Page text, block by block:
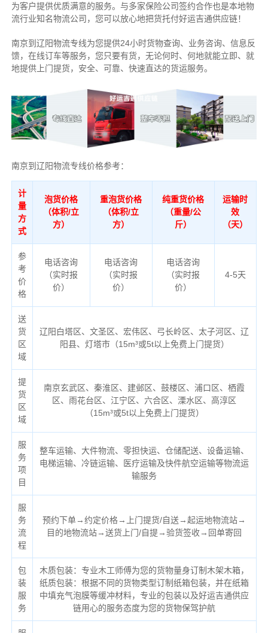
为客户提供优质满意的服务。 与多家保险公司签约合作也是本地物
流行业知名物流公司，您可以放心地把货托付好运吉通供应链！
南京到辽阳物流专线为您提供24小时货物查询、业务咨询、信息反
馈，在线订车等服务，您只要有货，无论何时、何地就能立即、就
地提供上门提货，安全、可靠、快速直达的货运服务。
南京到辽阳物流专线价格参考：
计
量
方
式
泡货价格
（体积/立
方）
重泡货价格
（体积/立
方）
纯重货价格
（重量/公
斤）
运输时
效
（天）
参
考
价
格
电话咨询
（实时报
价）
电话咨询
（实时报
价）
电话咨询
（实时报
价）
4-5天
送
货
区
域
辽阳白塔区、文圣区、宏伟区、弓长岭区、太子河区、辽
阳县、灯塔市（15m³或5t以上免费上门提货）
提
货
区
域
南京玄武区、秦淮区、建邺区、鼓楼区、浦口区、栖霞
区、雨花台区、江宁区、六合区、溧水区、高淳区
（15m³或5t以上免费上门提货）
服
务
项
目
整车运输、大件物流、零担快运、仓储配送、设备运输、
电梯运输、冷链运输、医疗运输及快件航空运输等物流运
输服务
服
务
流
程
预约下单→约定价格→上门提货/自送→起运地物流站→
目的地物流站→送货上门/自提→验货签收→回单寄回
包
装
服
务
木质包装：专业木工师傅为您的货物量身订制木架木箱，
纸质包装：根据不同的货物类型订制纸箱包装，并在纸箱
中填充气泡膜等缓冲材料，专业的包装以及好运吉通供应
链用心的服务态度为您的货物保驾护航